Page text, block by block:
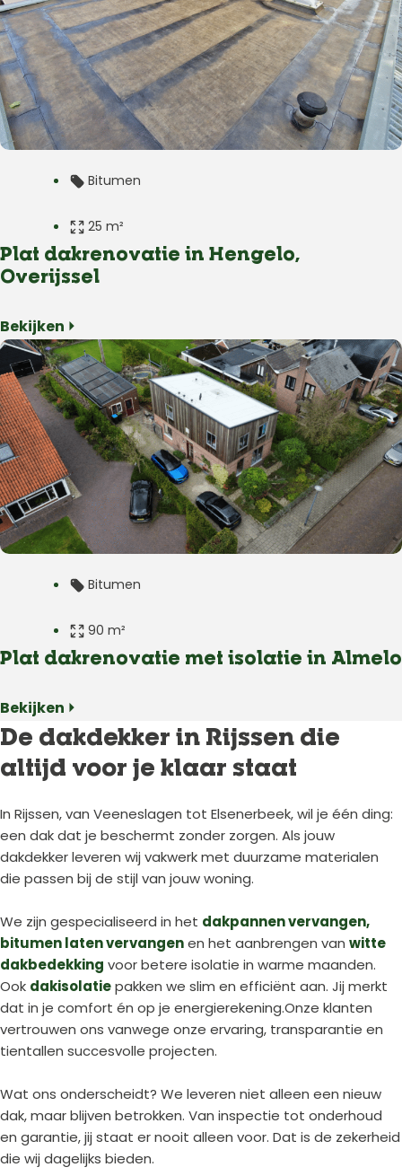
Bitumen
25 m²
Plat dak
Hengelo
Plat dakrenovatie in Hengelo,
Overijssel
Bekijken ⏵
Bitumen
90 m²
Almelo
Plat dakrenovatie met isolatie in Almelo
Bekijken ⏵
De dakdekker in Rijssen die
altijd voor je klaar staat
In Rijssen, van Veeneslagen tot Elsenerbeek, wil je één ding:
een dak dat je beschermt zonder zorgen. Als jouw
dakdekker leveren wij vakwerk met duurzame materialen
die passen bij de stijl van jouw woning.
We zijn gespecialiseerd in het dakpannen vervangen,
bitumen laten vervangenen het aanbrengen van witte
dakbedekking voor betere isolatie in warme maanden.
Ook dakisolatiepakken we slim en efficiënt aan. Jij merkt
dat in je comfort én op je energierekening.Onze klanten
vertrouwen ons vanwege onze ervaring, transparantie en
tientallen succesvolle projecten.
Wat ons onderscheidt? We leveren niet alleen een nieuw
dak, maar blijven betrokken. Van inspectie tot onderhoud
en garantie, jij staat er nooit alleen voor. Dat is de zekerheid
die wij dagelijks bieden.